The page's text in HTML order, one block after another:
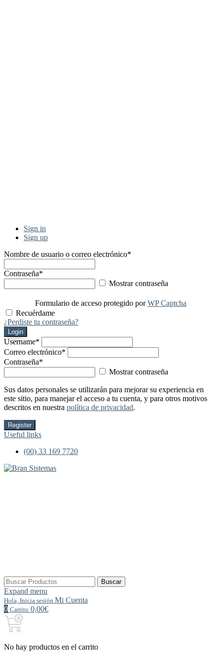
Sign in
Sign up
Nombre de usuario o correo electrónico*
Contraseña*
Mostrar contraseña
Formulario de acceso protegido porWP Captcha
Recuérdame
¿Perdiste tu contraseña?
Login
Username*
Correo electrónico*
Contraseña*
Mostrar contraseña
Sus datos personales se utilizarán para mejorar su experiencia en
este sitio, para manejar el acceso a tu cuenta, y para otros motivos
descritos en nuestra política de privacidad.
Register
Useful links
(00) 33 169 7720
Buscar
por:
Buscar
Expand menu
Hola, Inicia sesión Mi Cuenta
0 Carrito 0,00€
No hay productos en el carrito